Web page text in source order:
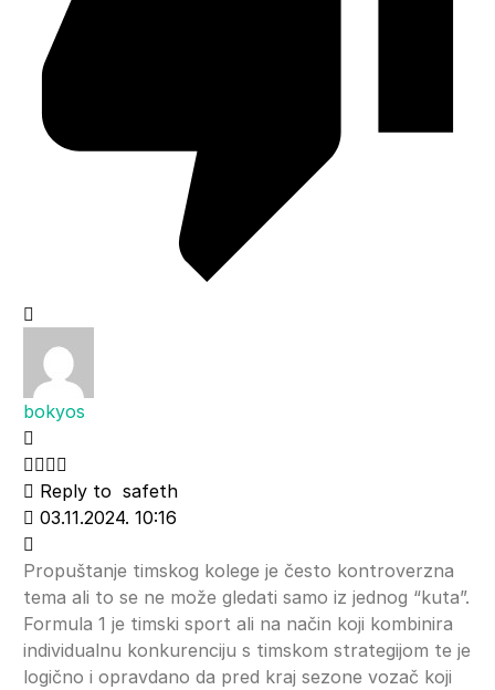
bokyos
Reply to safeth
03.11.2024. 10:16
Propuštanje timskog kolege je često kontroverzna
tema ali to se ne može gledati samo iz jednog “kuta”.
Formula 1 je timski sport ali na način koji kombinira
individualnu konkurenciju s timskom strategijom te je
logično i opravdano da pred kraj sezone vozač koji